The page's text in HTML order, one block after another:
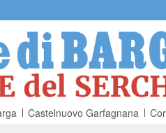
Castelnuovo Garfagnana